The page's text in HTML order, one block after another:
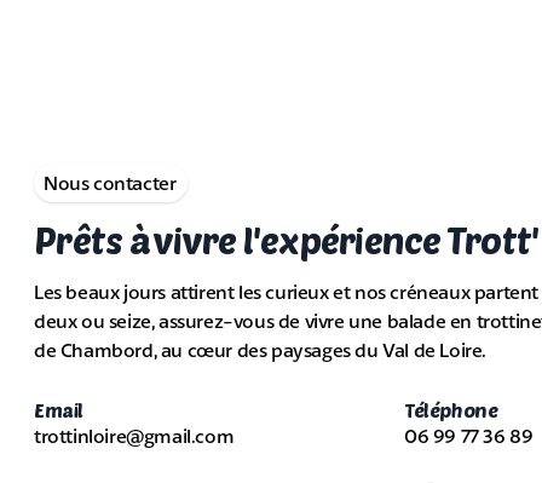
Nous contacter
Prêts à vivre l'expérience Trott'
Les beaux jours attirent les curieux et nos créneaux
deux ou seize, assurez-vous de vivre une balade en
de Chambord, au cœur des paysages du Val de Loire.
Email
trottinloire@gmail.com
Téléphone
06 99 77 36 89